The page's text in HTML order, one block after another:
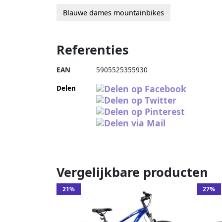
Blauwe dames mountainbikes
Referenties
EAN 5905525355930
Delen
Vergelijkbare producten
21% 27%